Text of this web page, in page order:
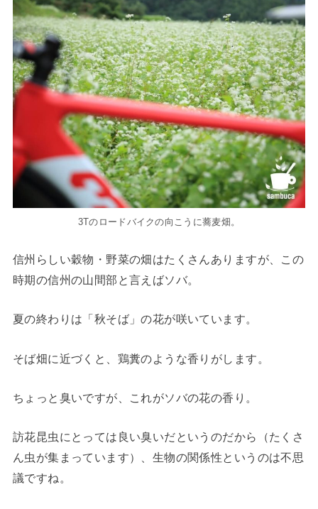
3Tのロードバイクの向こうに蕎麦畑。
信州らしい穀物・野菜の畑はたくさんありますが、この
時期の信州の山間部と言えばソバ。
夏の終わりは「秋そば」の花が咲いています。
そば畑に近づくと、鶏糞のような香りがします。
ちょっと臭いですが、これがソバの花の香り。
訪花昆虫にとっては良い臭いだというのだから（たくさ
ん虫が集まっています）、生物の関係性というのは不思
議ですね。